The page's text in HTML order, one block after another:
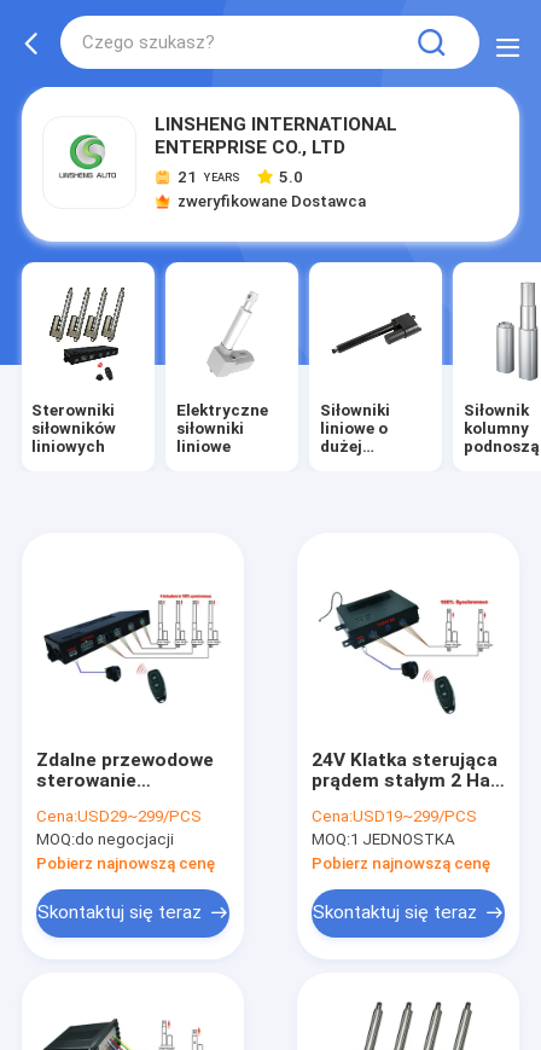
LINSHENG INTERNATIONAL
ENTERPRISE CO., LTD
21 YEARS
5.0
zweryfikowane Dostawca
Sterowniki
siłowników
liniowych
Elektryczne
siłowniki
liniowe
Siłowniki
liniowe o
dużej
Siłownik
kolumny
Zdalne przewodowe
sterowanie
kołyskowym 4
kontrolery
siłowników liniowych
Cena:USD29~299/PCS
MOQ:do negocjacji
Pobierz najnowszą cenę
Skontaktuj się teraz
24V Klatka sterująca
prądem stałym 2 Hall
Controllers Remote
Control 50M
433.92MHz
Cena:USD19~299/PCS
MOQ:1 JEDNOSTKA
Pobierz najnowszą cenę
Skontaktuj się teraz